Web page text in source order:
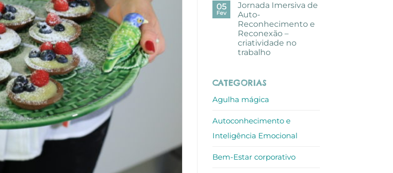
ALLO
em
Mundo
de
Sofia
recebe
Prémio
Escolha
do
Consumidor
05
Fev
Jornada Imersiva de
Auto-
Reconhecimento e
Reconexão –
criatividade no
trabalho
Jornada
Imersiva
Auto-
Reconexão
criatividade
no
CATEGORIAS
Agulha mágica
Autoconhecimento e
Inteligência Emocional
Bem-Estar corporativo